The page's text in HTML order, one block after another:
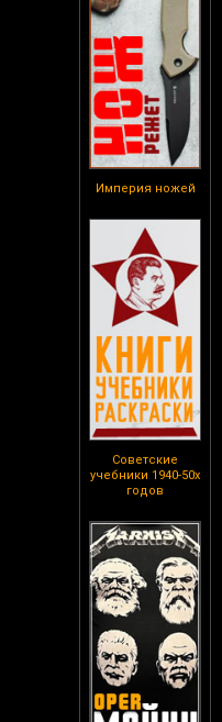
Империя ножей
Советские
учебники 1940-50х
годов